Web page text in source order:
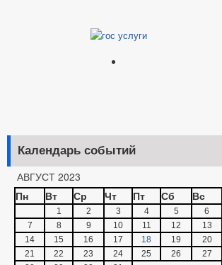
Календарь событий
АВГУСТ 2023
Пн
Вт Ср Чт Пт Сб Вс
1 2 3 4 5
6
7
8 9 10 11 12
13
14
15 16 17 18 19
20
21
22 23 24 25 26
27